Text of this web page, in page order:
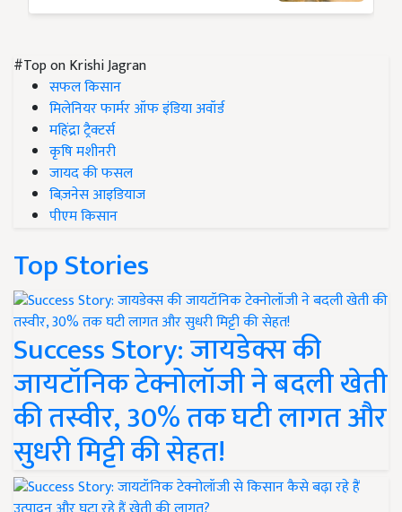
#Top on Krishi Jagran
सफल किसान
मिलेनियर फार्मर ऑफ इंडिया अवॉर्ड
महिंद्रा ट्रैक्टर्स
कृषि मशीनरी
जायद की फसल
बिज़नेस आइडियाज
पीएम किसान
Top Stories
Success Story: जायडेक्स की
जायटॉनिक टेक्नोलॉजी ने बदली खेती
की तस्वीर, 30% तक घटी लागत और
सुधरी मिट्टी की सेहत!